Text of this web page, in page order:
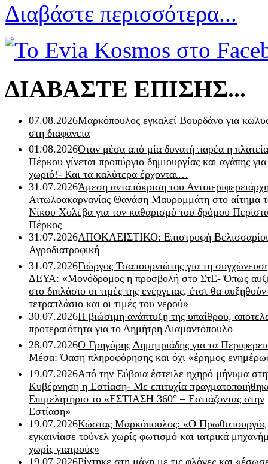
Διαβάστε περισσότερα...
ΔΙΑΒΑΣΤΕ ΕΠΙΣΗΣ...
07.08.2026Μαρκόπουλος εγκαλεί Βουρδάνο για
στη διαφάνεια
01.08.2026Όταν μέσα από μία δυνατή παρέα η
Πέρκου γίνεται προπύργιο δημιουργίας και αγάπης
χωριό!- Και τα καλύτερα έρχονται…
31.07.2026Άμεση ανταπόκριση του
Αιτωλοακαρνανίας Θανάση Μαυρομμάτη στο αίτημα
Νίκου Χολέβα για τον καθαρισμό του δρόμου
Πέρκος
31.07.2026ΑΠΟΚΛΕΙΣΤΙΚΟ: Επιστροφή
Αγροδιατροφική
31.07.2026Γιώργος Τσαπουρνιώτης για τη
ΔΕΥΑ: «Μονόδρομος η προσβολή στο ΣτΕ- Όπως
στο διπλάσιο οι τιμές της ενέργειας, έτσι θα
τετραπλάσιο και οι τιμές του νερού»
30.07.2026Η βιώσιμη ανάπτυξη της υπαίθρου,
προτεραιότητα για το Δημήτρη Διαμαντόπουλο
28.07.2026Ο Γρηγόρης Δημητριάδης για τα
Μέσα: Όαση πληροφόρησης και όχι «έρημος
19.07.2026Από την Εύβοια έστειλε ηχηρό μήνυμα
Κυβέρνηση η Εστίαση- Με επιτυχία
Επιμελητήριο το «ΕΣΤΙΑΣΗ 360° – Εστιάζοντας στην
Εστίαση»
19.07.2026Κώστας Μαρκόπουλος: «Ο Πρωθυπουργός
εγκαινίασε τούνελ χωρίς φωτισμό και ιατρικά
χωρίς γιατρούς»
19.07.2026Ρίχτηκε στη μάχη με τις φλόγες και